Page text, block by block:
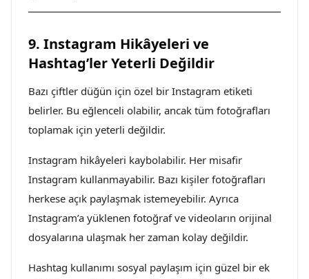
9. Instagram Hikâyeleri ve
Hashtag’ler Yeterli Değildir
Bazı çiftler düğün için özel bir Instagram etiketi
belirler. Bu eğlenceli olabilir, ancak tüm fotoğrafları
toplamak için yeterli değildir.
Instagram hikâyeleri kaybolabilir. Her misafir
Instagram kullanmayabilir. Bazı kişiler fotoğrafları
herkese açık paylaşmak istemeyebilir. Ayrıca
Instagram’a yüklenen fotoğraf ve videoların orijinal
dosyalarına ulaşmak her zaman kolay değildir.
Hashtag kullanımı sosyal paylaşım için güzel bir ek